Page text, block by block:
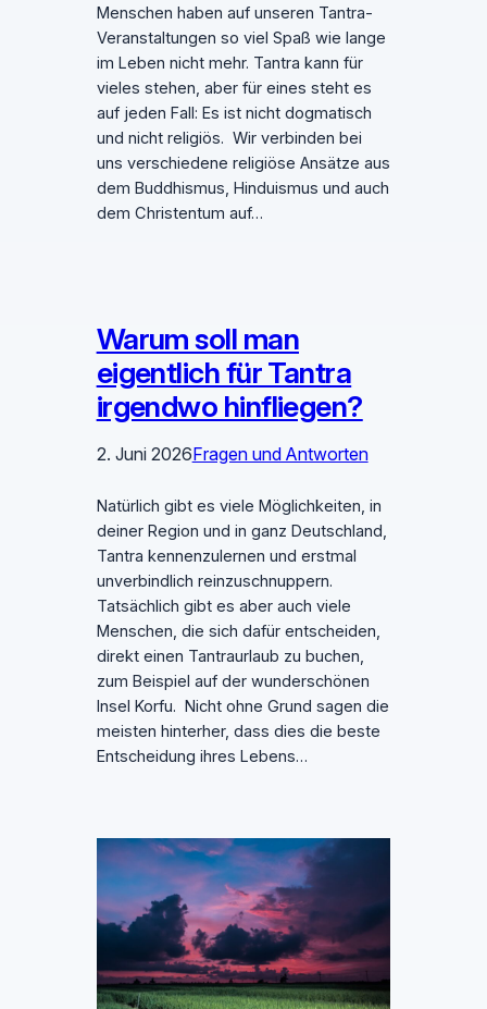
Menschen haben auf unseren Tantra-
Veranstaltungen so viel Spaß wie lange
im Leben nicht mehr. Tantra kann für
vieles stehen, aber für eines steht es
auf jeden Fall: Es ist nicht dogmatisch
und nicht religiös. Wir verbinden bei
uns verschiedene religiöse Ansätze aus
dem Buddhismus, Hinduismus und auch
dem Christentum auf…
Warum soll man
eigentlich für Tantra
irgendwo hinfliegen?
2. Juni 2026Fragen und Antworten
Natürlich gibt es viele Möglichkeiten, in
deiner Region und in ganz Deutschland,
Tantra kennenzulernen und erstmal
unverbindlich reinzuschnuppern.
Tatsächlich gibt es aber auch viele
Menschen, die sich dafür entscheiden,
direkt einen Tantraurlaub zu buchen,
zum Beispiel auf der wunderschönen
Insel Korfu. Nicht ohne Grund sagen die
meisten hinterher, dass dies die beste
Entscheidung ihres Lebens…